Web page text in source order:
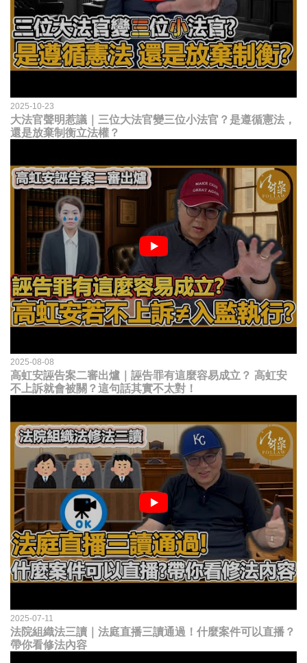
2025-10-23
大法官聲明惹議｜三位大法官變三位小法官？是遵循憲法，
還是放棄制衡立法權？
2025-08-08
高虹安誣告案二審出爐｜誣告罪有這麼容易成立？ 高虹安
不上訴就會被關？這句話其實不太對！
2025-07-11
法院組織法三讀｜法庭直播三讀通過！什麼案件可以直播？
帶你看修法內容